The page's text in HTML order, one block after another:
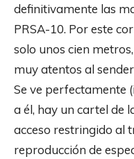
definitivamente las
PRSA-10. Por este
solo unos cien
muy atentos al
Se ve perfectamente
a él, hay un cartel de
acceso restringido al
reproducción de